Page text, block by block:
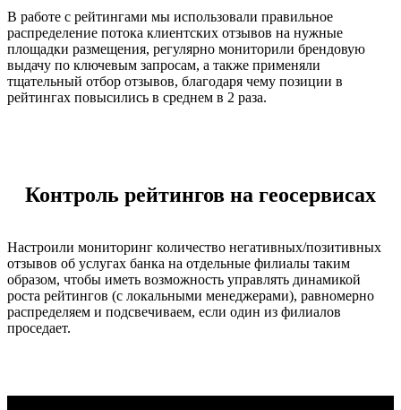
В работе с рейтингами мы использовали правильное
распределение потока клиентских отзывов на нужные
площадки размещения, регулярно мониторили брендовую
выдачу по ключевым запросам, а также применяли
тщательный отбор отзывов, благодаря чему позиции в
рейтингах повысились в среднем в 2 раза.
Контроль рейтингов на геосервисах
Настроили мониторинг количество негативных/позитивных
отзывов об услугах банка на отдельные филиалы таким
образом, чтобы иметь возможность управлять динамикой
роста рейтингов (с локальными менеджерами), равномерно
распределяем и подсвечиваем, если один из филиалов
проседает.